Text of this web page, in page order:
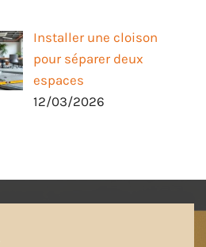
Installer une cloison
pour séparer deux
espaces
12/03/2026